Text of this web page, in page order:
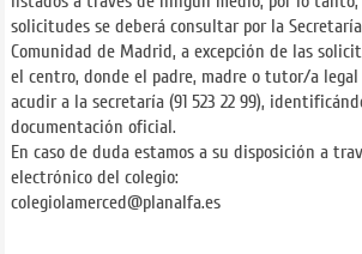
solicitudes se deberá consultar por la
Comunidad de Madrid, a excepción de las
el centro, donde el padre, madre o tutor/a
acudir a la secretaría (91 523 22 99),
documentación oficial.
En caso de duda estamos a su disposición a
electrónico del colegio:
colegiolamerced@planalfa.es